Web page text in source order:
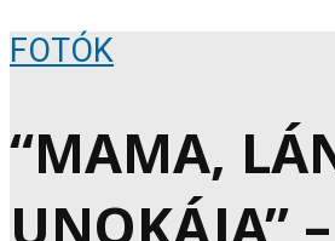
FOTÓK
“MAMA,
UNOKÁJA” –